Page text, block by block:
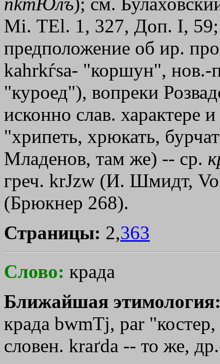
Мi. ТЕl. 1, 327, Доп. I, 59;
предположение об ир.
kahrkѓsa- "коршун", нов.-
"куроед"), вопреки
исконно слав. характере
"хрипеть, хрюкать,
Младенов, там же) -- ср.
греч. krЈzw (И. Шмидт,
(Брюкнер 268).
Страницы: 2,363
Слово: крада
Ближайшая
крада bwmТj, pаr
словен. kraґdа -- то же,